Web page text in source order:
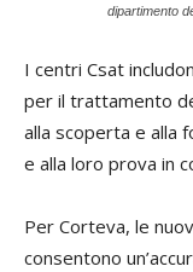
dipartimento
I centri Csat
per il trattamento
alla scoperta e alla
e alla loro prova in
Per Corteva, le
consentono